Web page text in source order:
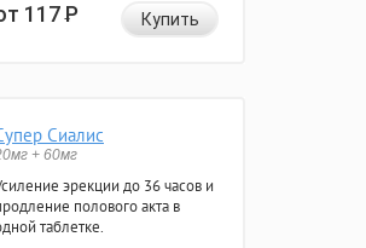
117Р Купить
Сиалис
+ 60мг
эрекции до 36 часов и
полового акта в
таблетке.